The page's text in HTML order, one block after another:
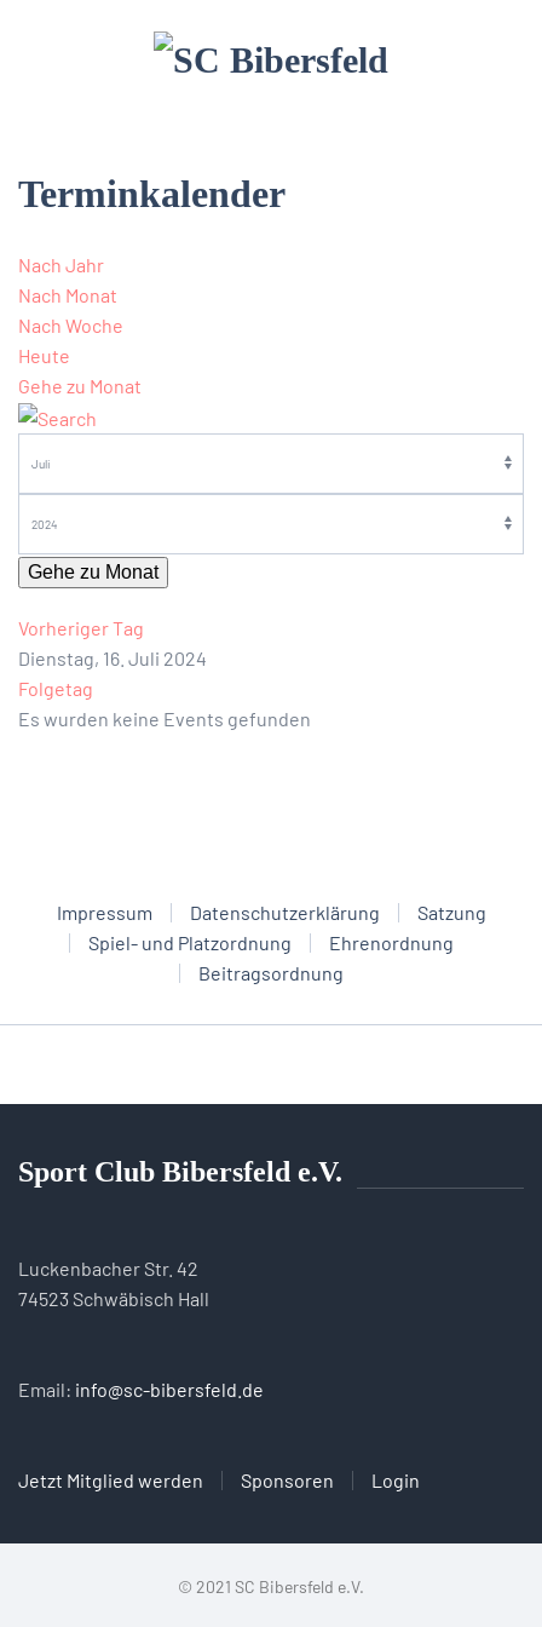
Terminkalender
Nach Jahr
Nach Monat
Nach Woche
Heute
Gehe zu Monat
Gehe zu Monat
Vorheriger Tag
Dienstag, 16. Juli 2024
Folgetag
Es wurden keine Events gefunden
Impressum Datenschutzerklärung
Satzung
Spiel- und Platzordnung
Ehrenordnung
Beitragsordnung
Sport Club Bibersfeld e.V.
Luckenbacher Str. 42
74523 Schwäbisch Hall
Email: info@sc-bibersfeld.de
Jetzt Mitglied werden Sponsoren Login
© 2021 SC Bibersfeld e.V.